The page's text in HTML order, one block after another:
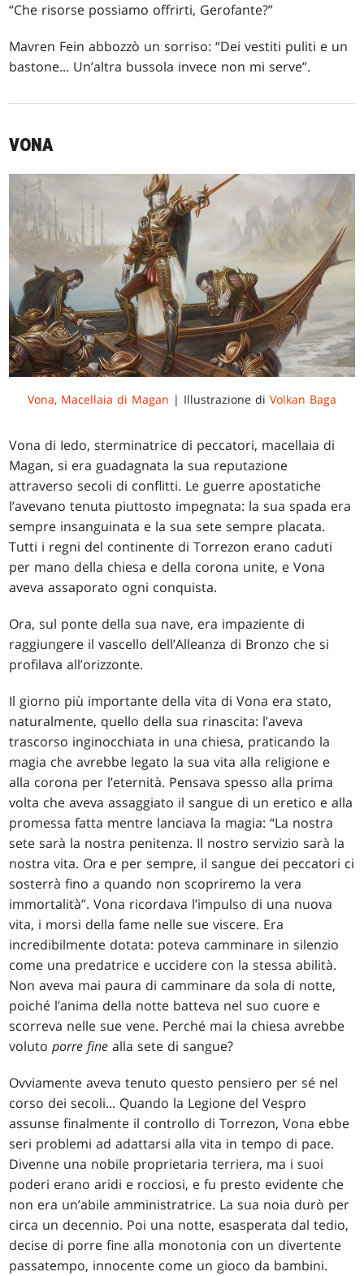
“Che risorse possiamo offrirti, Gerofante?”
Mavren Fein abbozzò un sorriso: “Dei vestiti puliti e un
bastone... Un’altra bussola invece non mi serve”.
VONA
Vona, Macellaia di Magan | Illustrazione di Volkan Baga
Vona di Iedo, sterminatrice di peccatori, macellaia di
Magan, si era guadagnata la sua reputazione
attraverso secoli di conflitti. Le guerre apostatiche
l’avevano tenuta piuttosto impegnata: la sua spada era
sempre insanguinata e la sua sete sempre placata.
Tutti i regni del continente di Torrezon erano caduti
per mano della chiesa e della corona unite, e Vona
aveva assaporato ogni conquista.
Ora, sul ponte della sua nave, era impaziente di
raggiungere il vascello dell’Alleanza di Bronzo che si
profilava all’orizzonte.
Il giorno più importante della vita di Vona era stato,
naturalmente, quello della sua rinascita: l’aveva
trascorso inginocchiata in una chiesa, praticando la
magia che avrebbe legato la sua vita alla religione e
alla corona per l’eternità. Pensava spesso alla prima
volta che aveva assaggiato il sangue di un eretico e alla
promessa fatta mentre lanciava la magia: “La nostra
sete sarà la nostra penitenza. Il nostro servizio sarà la
nostra vita. Ora e per sempre, il sangue dei peccatori ci
sosterrà fino a quando non scopriremo la vera
immortalità”. Vona ricordava l’impulso di una nuova
vita, i morsi della fame nelle sue viscere. Era
incredibilmente dotata: poteva camminare in silenzio
come una predatrice e uccidere con la stessa abilità.
Non aveva mai paura di camminare da sola di notte,
poiché l’anima della notte batteva nel suo cuore e
scorreva nelle sue vene. Perché mai la chiesa avrebbe
volutoporre fine alla sete di sangue?
Ovviamente aveva tenuto questo pensiero per sé nel
corso dei secoli... Quando la Legione del Vespro
assunse finalmente il controllo di Torrezon, Vona ebbe
seri problemi ad adattarsi alla vita in tempo di pace.
Divenne una nobile proprietaria terriera, ma i suoi
poderi erano aridi e rocciosi, e fu presto evidente che
non era un’abile amministratrice. La sua noia durò per
circa un decennio. Poi una notte, esasperata dal tedio,
decise di porre fine alla monotonia con un divertente
passatempo, innocente come un gioco da bambini.